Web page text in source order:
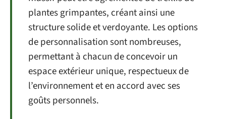
plantes grimpantes, créant ainsi une
structure solide et verdoyante. Les options
de personnalisation sont nombreuses,
permettant à chacun de concevoir un
espace extérieur unique, respectueux de
l’environnement et en accord avec ses
goûts personnels.